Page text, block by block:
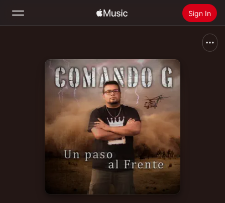
Sign In
Install Apple Music